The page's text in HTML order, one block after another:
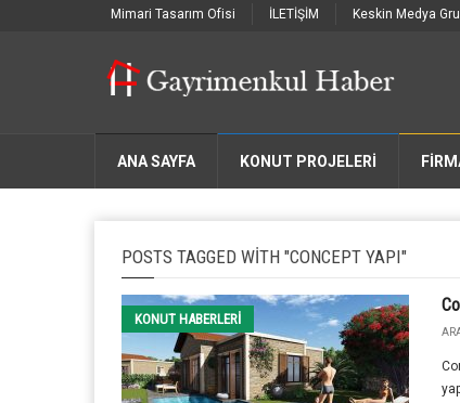
Mimari Tasarım Ofisi İLETİŞİM Keskin Medya
ANA SAYFA KONUT PROJELERİ
POSTS TAGGED WITH "CONCEPT YAPI"
KONUT HABERLERI